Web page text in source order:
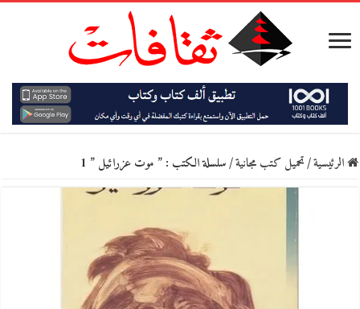
الرئيسية/تحميل كتب مجانية/سلسلة الكتب : ” موت عزرائيل ” 1